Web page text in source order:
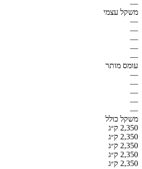
—
משקל עצמי
—
—
—
—
—
עומס מותר
—
—
—
—
—
משקל כולל
2,350 ק״ג
2,350 ק״ג
2,350 ק״ג
2,350 ק״ג
2,350 ק״ג